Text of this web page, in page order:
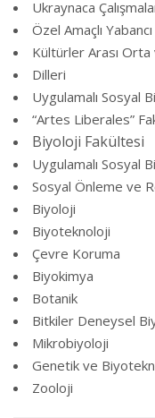
Ukraynaca
Özel Amaçlı
Kültürler Arası Orta
Dilleri
Uygulamalı Sosyal
“Artes Liberales”
Biyoloji Fakültesi
Uygulamalı Sosyal
Sosyal Önleme ve
Biyoloji
Biyoteknoloji
Çevre Koruma
Biyokimya
Botanik
Bitkiler Deneysel
Mikrobiyoloji
Genetik ve
Zooloji